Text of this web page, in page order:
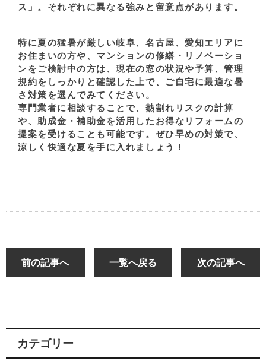
ス」 。それぞれに異なる強みと留意点があります。
特に夏の猛暑が厳しい岐阜、名古屋、愛知エリアに
お住まいの方や、マンションの修繕・リノベーショ
ンをご検討中の方は、現在の窓の状況や予算、管理
規約をしっかりと確認した上で、ご自宅に最適な暑
さ対策を選んでみてください。
専門業者に相談することで、熱割れリスクの計算
や、助成金・補助金を活用したお得なリフォームの
提案を受けることも可能です。ぜひ早めの対策で、
涼しく快適な夏を手に入れましょう！
前の記事へ 一覧へ戻る 次の記事へ
カテゴリー